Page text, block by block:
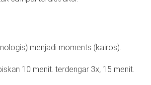
menjadi moments (kairos).
10 menit. terdengar 3x, 15 menit.